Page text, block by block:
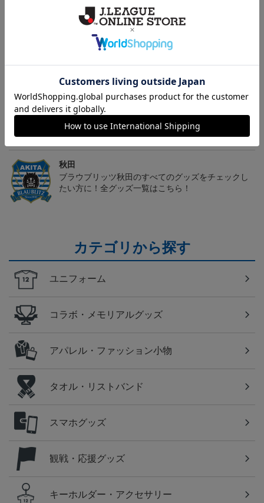
愛するクラブのアパレル・ファッション小物もチェ
ック♪
秋田
こだわりのデザインに注目！タオルマフラーは応援
の必須アイテム！
秋田
ブラウブリッツ秋田のすべてのグッズをチェックし
たい方に！全グッズ一覧はこちら！
カテゴリから探す
ユニフォーム
コラボ・メモリアルグッズ
アパレル・ファッション小物
タオル・リストバンド
スマホグッズ
観戦・応援グッズ
キーホルダー・アクセサリー